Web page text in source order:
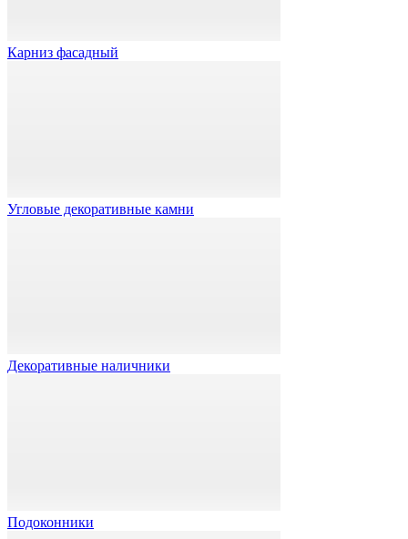
Карниз фасадный
Угловые декоративные камни
Декоративные наличники
Подоконники